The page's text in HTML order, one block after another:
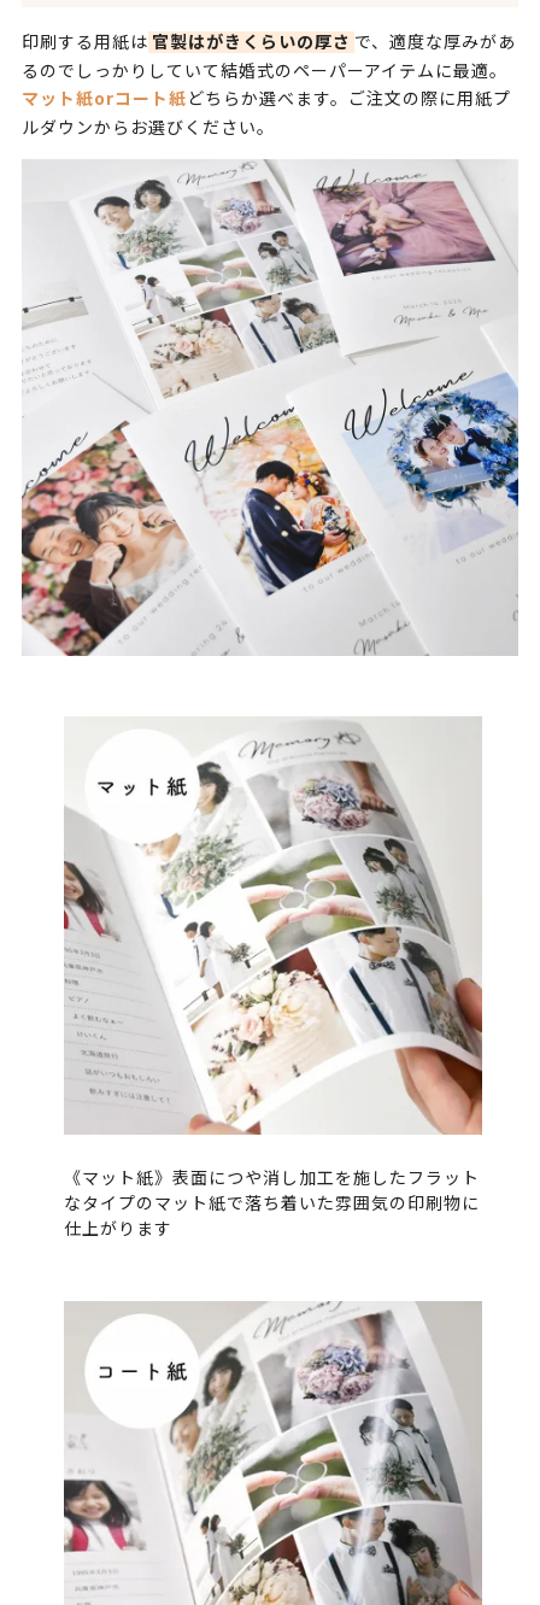
印刷する用紙は 官製はがきくらいの厚さ で、適度な厚みがあ
るのでしっかりしていて結婚式のペーパーアイテムに最適。
マット紙orコート紙どちらか選べます。ご注文の際に用紙プ
ルダウンからお選びください。
《マット紙》表面につや消し加工を施したフラット
なタイプのマット紙で落ち着いた雰囲気の印刷物に
仕上がります